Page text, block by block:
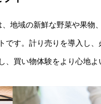
、地域の新鮮な野菜や果
です。計り売りを導入し
、買い物体験をより心地よ